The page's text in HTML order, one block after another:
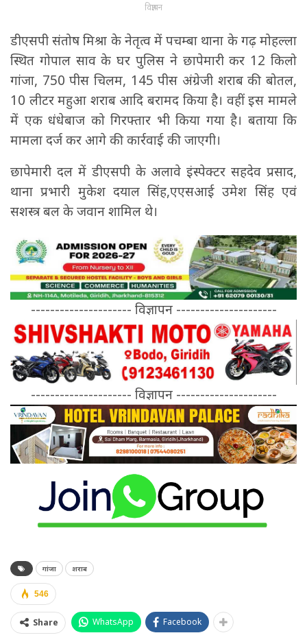
विज्ञापन
डीएसपी संतोष मिश्रा के नेतृत्व में पचम्बा थाना के गढ़ मोहल्ला
स्थित गोपाल साव के घर पुलिस ने छापेमारी कर 12 किलो
गांजा, 750 पीस चिलम, 145 पीस अंग्रेजी शराब की बोतल,
10 लीटर महुआ शराब आदि बरामद किया है। वहीं इस मामले
में एक धंधेबाज को गिरफ्तार भी किया गया है। बताया कि
मामला दर्ज कर आगे की कार्रवाई की जाएगी।
छापेमारी दल में डीएसपी के अलावे इंस्पेक्टर सहदेव प्रसाद,
थाना प्रभारी मुकेश दयाल सिंह,एएसआई उमेश सिंह एवं
सशस्त्र बल के जवान शामिल थे।
--------------------- विज्ञापन ---------------------
--------------------- विज्ञापन ---------------------
गांजा शराब
546
Share WhatsApp Facebook